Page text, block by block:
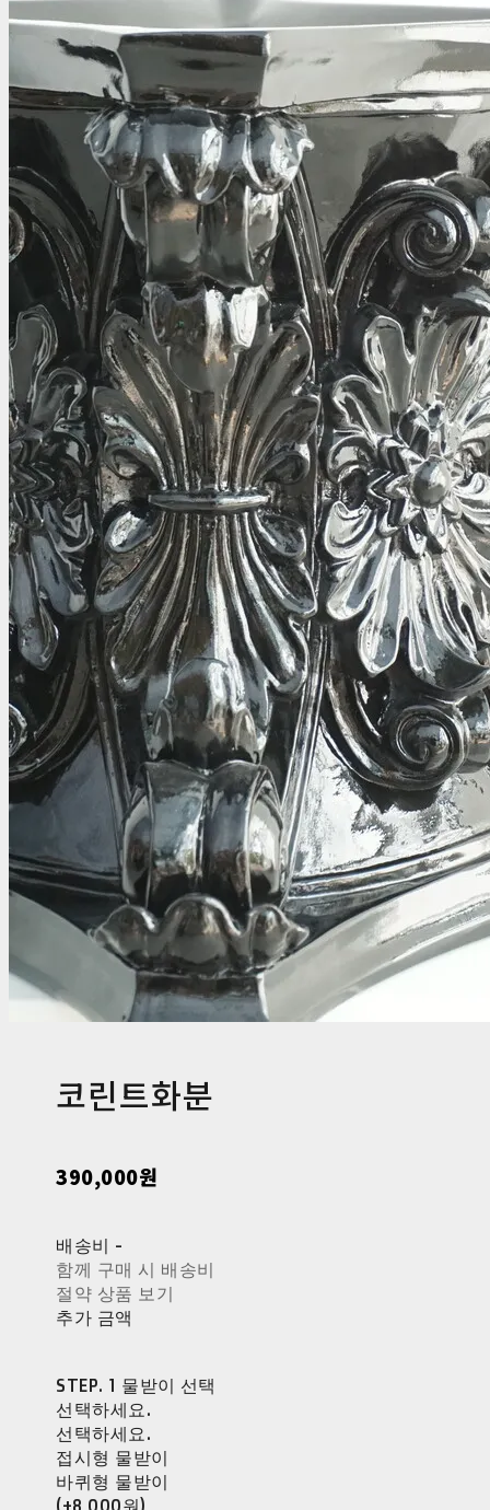
코린트화분
390,000원
배송비 -
함께 구매 시 배송비
절약 상품 보기
추가 금액
STEP. 1 물받이 선택
선택하세요.
선택하세요.
접시형 물받이
바퀴형 물받이
(+8,000원)